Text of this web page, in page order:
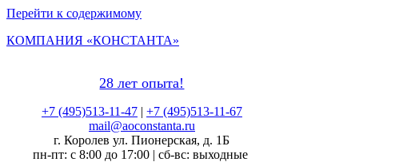
Перейти к содержимому
КОМПАНИЯ «КОНСТАНТА»
28 лет опыта!
+7 (495)513-11-47| +7 (495)513-11-67
mail@aoconstanta.ru
г. Королев ул. Пионерская, д. 1Б
пн-пт: с 8:00 до 17:00 | сб-вс: выходные